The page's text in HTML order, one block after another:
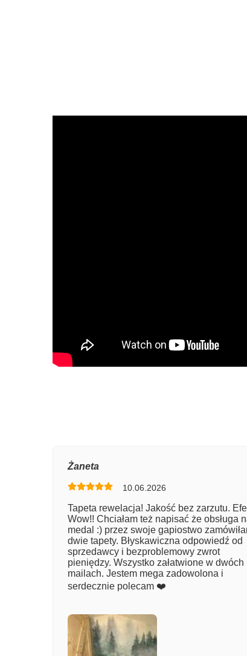
Żaneta
10.06.2026
Tapeta rewelacja! Jakość bez zarzutu.
Wow!! Chciałam też napisać że obsługa
medal :) przez swoje gapiostwo
dwie tapety. Błyskawiczna odpowiedź od
sprzedawcy i bezproblemowy zwrot
pieniędzy. Wszystko załatwione w dwóch
mailach. Jestem mega zadowolona i
serdecznie polecam ❤️